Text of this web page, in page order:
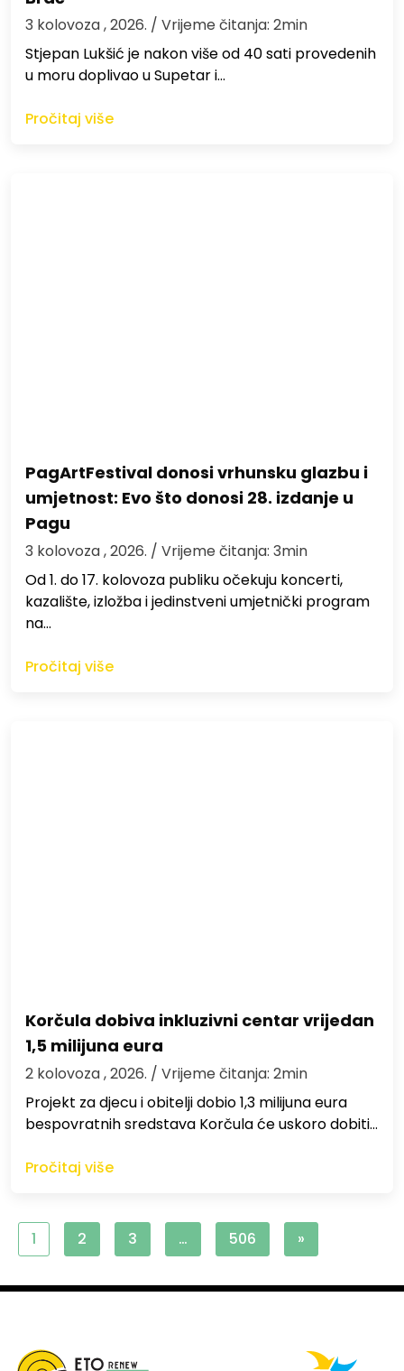
3 kolovoza , 2026. / Vrijeme čitanja: 2min
St​jepan Lukšić je nakon više od 40 sati provedenih
u moru doplivao u Supetar i…
Pročitaj više
PagArtFestival donosi vrhunsku glazbu i
umjetnost: Evo što donosi 28. izdanje u
Pagu
3 kolovoza , 2026. / Vrijeme čitanja: 3min
Od 1. do 17. kolovoza publiku očekuju koncerti,
kazalište, izložba i jedinstveni umjetnički program
na…
Pročitaj više
Korčula dobiva inkluzivni centar vrijedan
1,5 milijuna eura
2 kolovoza , 2026. / Vrijeme čitanja: 2min
Projekt za djecu i obitelji dobio 1,3 milijuna eura
bespovratnih sredstava Korčula će uskoro dobiti…
Pročitaj više
1 2 3 … 506 »